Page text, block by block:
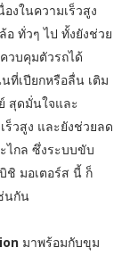
งในความเร็วสูง
ทั่วๆ ไป ทั้งยังช่วย
วบคุมตัวรถได้
ที่เปียกหรือลื่น เติม
สุดมั่นใจและ
วสูง และยังช่วยลด
ไกล ซึ่งระบบขับ
ชิ มอเตอร์ส นี้ ก็
นกัน
มาพร้อมกับขุม